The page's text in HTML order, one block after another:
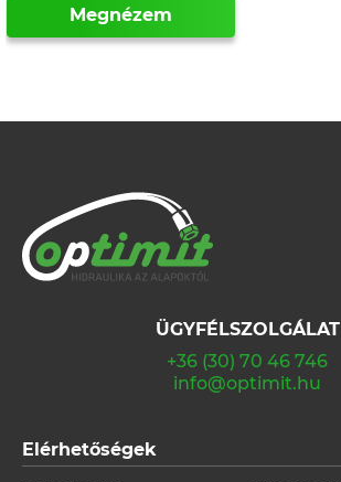
Megnézem
ÜGYFÉLSZOLGÁLAT
+36 (30) 70 46 746
info@optimit.hu
Elérhetőségek